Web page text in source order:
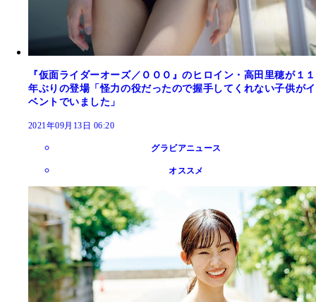
『仮面ライダーオーズ／ＯＯＯ』のヒロイン・高田里穂が１１
年ぶりの登場「怪力の役だったので握手してくれない子供がイ
ベントでいました」
2021年09月13日 06:20
グラビアニュース
オススメ